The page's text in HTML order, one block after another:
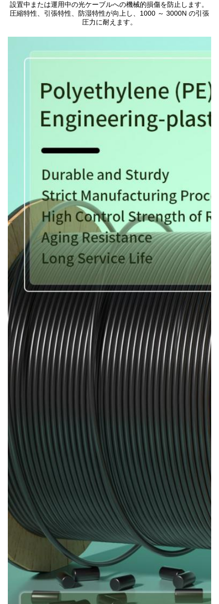
設置中または運用中の光ケーブルへの機械的損傷を防止します。
圧縮特性、引張特性、防湿特性が向上し、1000 ～ 3000N の引張
圧力に耐えます。